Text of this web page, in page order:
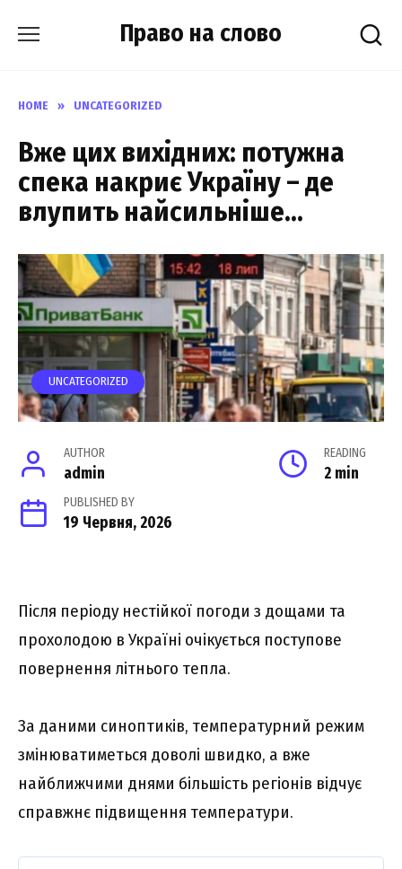
Право на слово
HOME » UNCATEGORIZED
Вже цих вихідних: потужна
спека накриє Україну – де
влупить найсильніше…
UNCATEGORIZED
AUTHOR
admin
READING
2 min
PUBLISHED BY
19 Червня, 2026
Після періоду нестійкої погоди з дощами та
прохолодою в Україні очікується поступове
повернення літнього тепла.
За даними синоптиків, температурний режим
змінюватиметься доволі швидко, а вже
найближчими днями більшість регіонів відчує
справжнє підвищення температури.